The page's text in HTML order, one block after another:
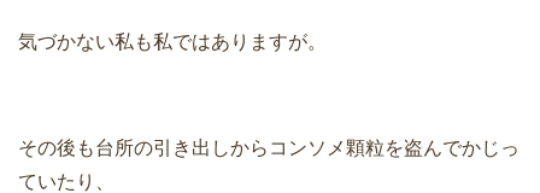
気づかない私も私ではありますが。
その後も台所の引き出しからコンソメ顆粒を盗んでかじっ
ていたり、